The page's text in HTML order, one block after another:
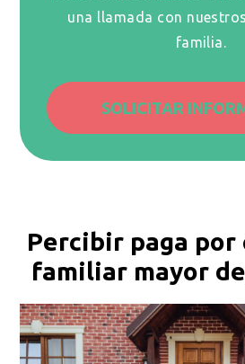
una llamada con
familia.
SOLICITAR
Percibir paga por
familiar mayor